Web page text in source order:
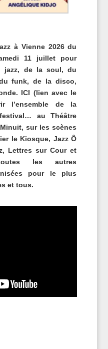
à Vienne 2026 du
11 juillet pour
jazz, de la soul, du
funk, de la disco,
ICI (lien avec le
l’ensemble de la
au Théâtre
sur les scènes
le Kiosque, Jazz Ô
Lettres sur Cour et
les autres
pour le plus
et tous.